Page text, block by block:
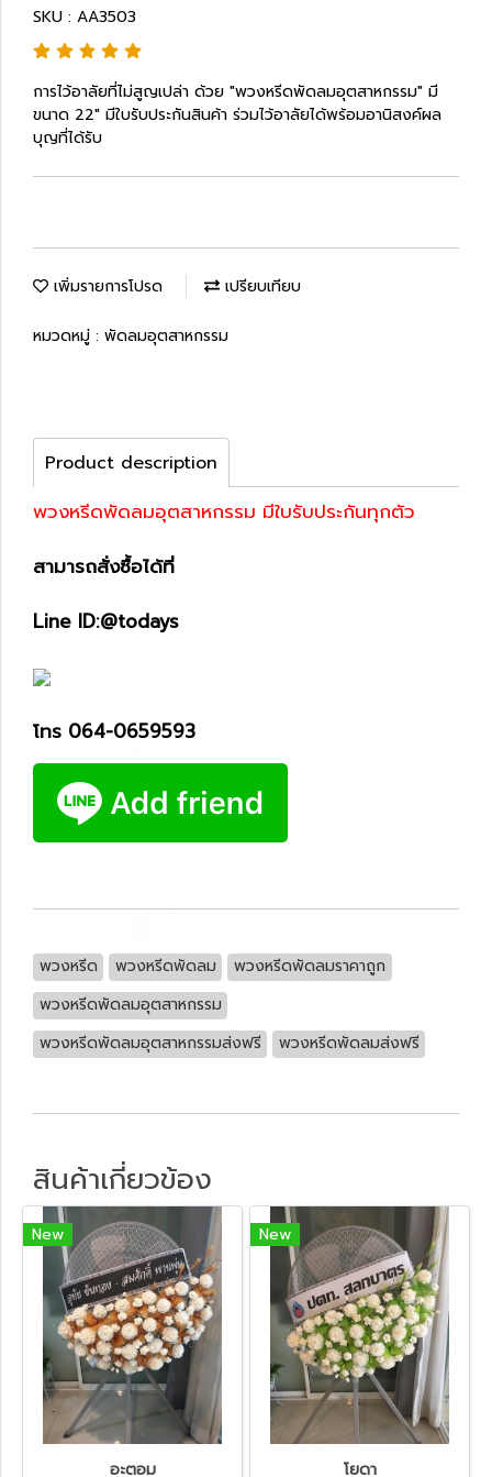
SKU : AA3503
การไว้อาลัยที่ไม่สูญเปล่า ด้วย "พวงหรีดพัดลมอุตสาหกรรม" มี
ขนาด 22" มีใบรับประกันสินค้า ร่วมไว้อาลัยได้พร้อมอานิสงค์ผล
บุญที่ได้รับ
เพิ่มรายการโปรด เปรียบเทียบ
หมวดหมู่ : พัดลมอุตสาหกรรม
Product description
พวงหรีดพัดลมอุตสาหกรรม มีใบรับประกันทุกตัว
สามารถสั่งซื้อได้ที่
Line ID:@todays
โทร 064-0659593
พวงหรีด พวงหรีดพัดลม
พวงหรีดพัดลมราคาถูก
พวงหรีดพัดลมอุตสาหกรรม
พวงหรีดพัดลมอุตสาหกรรมส่งฟรี
พวงหรีดพัดลมส่งฟรี
สินค้าเกี่ยวข้อง
New
อะตอม
New
โยดา